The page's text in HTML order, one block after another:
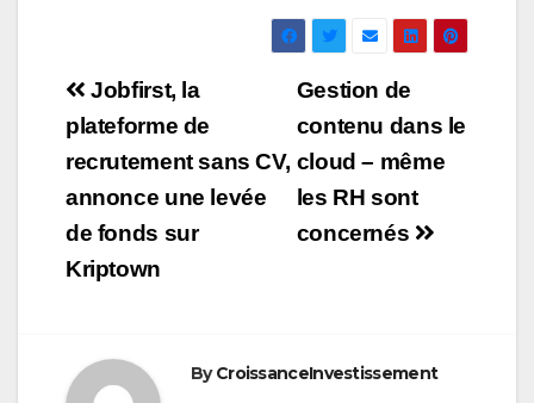
Navigation
de
l’article
Gestion de
contenu dans le
cloud – même
les RH sont
concernés
Jobfirst, la
plateforme de
recrutement sans CV,
annonce une levée
de fonds sur
Kriptown
ByCroissanceInvestissement